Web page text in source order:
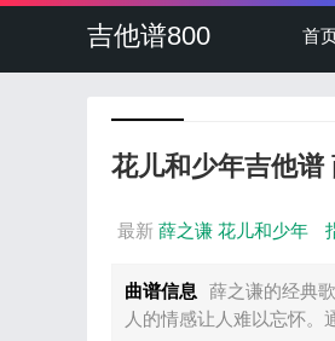
吉他谱800 首
花儿和少年吉他谱
最新 薛之谦 花儿和少年
曲谱信息
薛之谦的经典
人的情感让人难以忘怀。